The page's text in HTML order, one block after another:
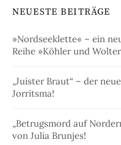
NEUESTE BEITRÄGE
»Nordseeklette« – ein
Reihe »Köhler und
„Juister Braut“ – der
Jorritsma!
„Betrugsmord auf
von Julia Brunjes!